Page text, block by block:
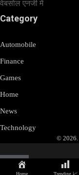
Category
Automobile
Finance
Games
Home
News
Technology
© 2026.
Home Trending 📈
🌙